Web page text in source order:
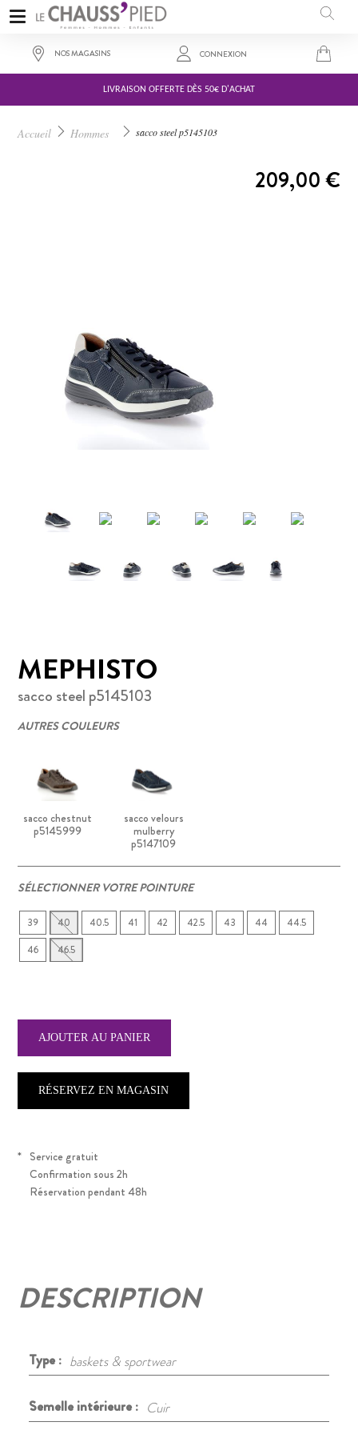
LIVRAISON OFFERTE DÈS 50€ D'ACHAT
NOS MAGASINS CONNEXION
Accueil Hommes sacco steel p5145103
MEPHISTO
sacco steel p5145103
AUTRES COULEURS
sacco chestnut
p5145999
sacco velours
mulberry
p5147109
SÉLECTIONNER VOTRE POINTURE
39 40 40.5 41 42 42.5 43 44
44.5
46
46.5
RÉSERVEZ EN MAGASIN
* Service gratuit
Confirmation sous 2h
Réservation pendant 48h
209,00 €
DESCRIPTION
Type : baskets & sportwear
Semelle intérieure : Cuir